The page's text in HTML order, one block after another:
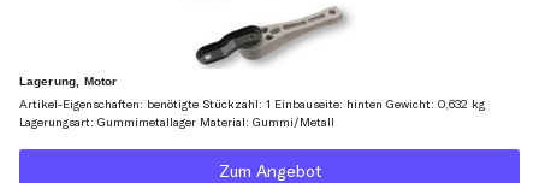
Lagerung, Motor
Artikel-Eigenschaften: benötigte Stückzahl: 1 Einbauseite: hinten Gewicht: 0,632 kg
Lagerungsart: Gummimetallager Material: Gummi/Metall
Zum Angebot